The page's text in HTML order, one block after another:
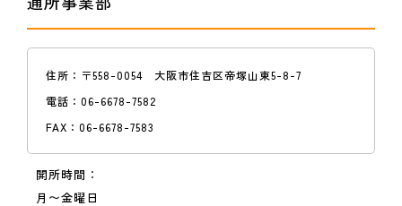
住所： 〒558-0054 大阪市住吉区帝塚山東5-8-7
電話： 06-6678-7582
FAX： 06-6678-7583
開所時間：
月〜金曜日